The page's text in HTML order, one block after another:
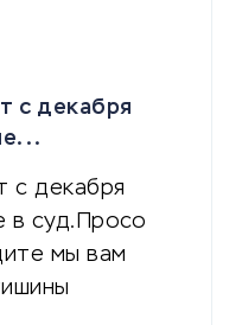
с декабря
с декабря
в суд.Просо
мы вам